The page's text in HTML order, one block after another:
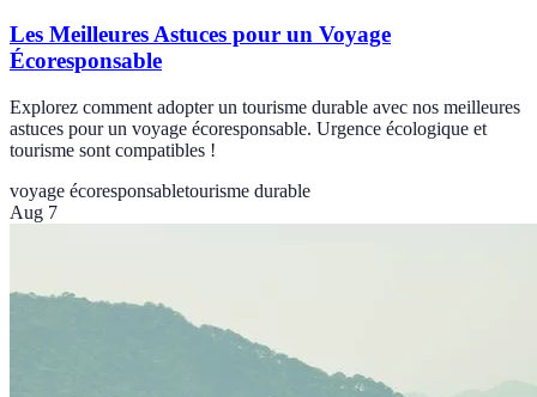
Les Meilleures Astuces pour un Voyage
Écoresponsable
Explorez comment adopter un tourisme durable avec nos meilleures
astuces pour un voyage écoresponsable. Urgence écologique et
tourisme sont compatibles !
voyage écoresponsabletourisme durable
Aug 7